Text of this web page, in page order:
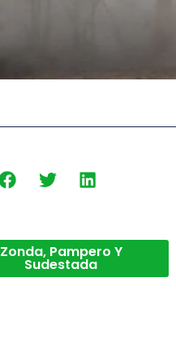
Zonda, Pampero Y
Sudestada